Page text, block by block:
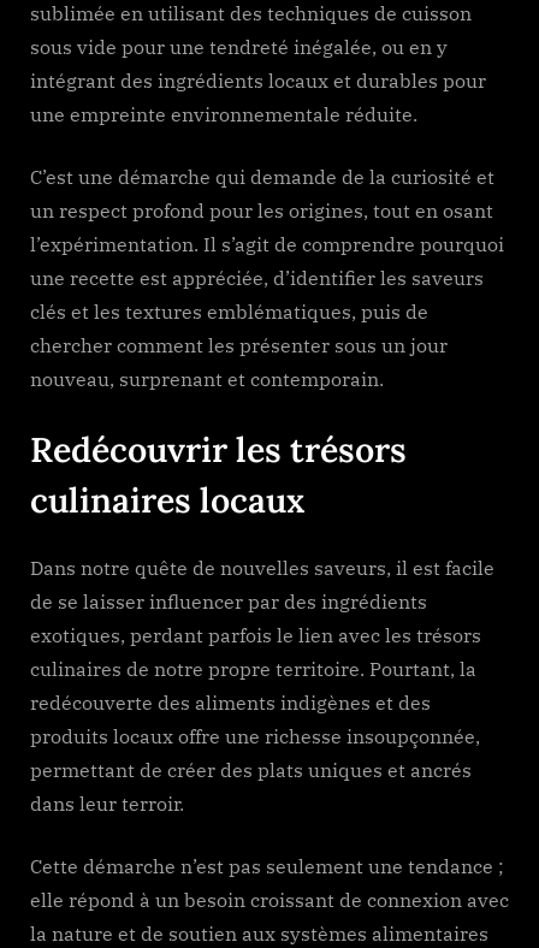
sublimée en utilisant des techniques de cuisson
sous vide pour une tendreté inégalée, ou en y
intégrant des ingrédients locaux et durables pour
une empreinte environnementale réduite.
C’est une démarche qui demande de la curiosité et
un respect profond pour les origines, tout en osant
l’expérimentation. Il s’agit de comprendre pourquoi
une recette est appréciée, d’identifier les saveurs
clés et les textures emblématiques, puis de
chercher comment les présenter sous un jour
nouveau, surprenant et contemporain.
Redécouvrir les trésors
culinaires locaux
Dans notre quête de nouvelles saveurs, il est facile
de se laisser influencer par des ingrédients
exotiques, perdant parfois le lien avec les trésors
culinaires de notre propre territoire. Pourtant, la
redécouverte des aliments indigènes et des
produits locaux offre une richesse insoupçonnée,
permettant de créer des plats uniques et ancrés
dans leur terroir.
Cette démarche n’est pas seulement une tendance ;
elle répond à un besoin croissant de connexion avec
la nature et de soutien aux systèmes alimentaires